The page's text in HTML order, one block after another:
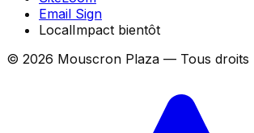
Email Sign
LocalImpact bientôt
© 2026 Mouscron Plaza — Tous droits